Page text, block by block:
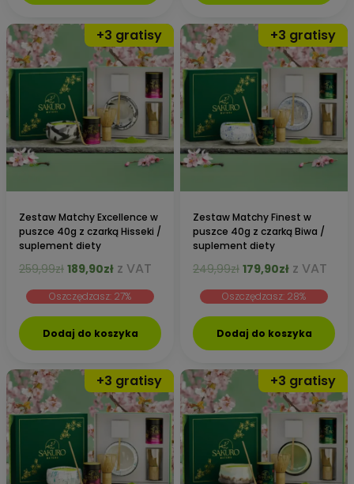
Zestaw Matchy Excellence w
puszce 40g z czarką Hisseki /
suplement diety
259,99zł Pierwotna
wynosiła:
259,99zł.
189,90złAktualna
wynosi:
189,90zł.
z VAT
Oszczędzasz: 27%
Dodaj do koszyka
Zestaw Matchy Finest w
puszce 40g z czarką Biwa /
suplement diety
249,99zł Pierwotna
wynosiła:
249,99zł.
179,90złAktualna
wynosi:
179,90zł.
z VAT
Oszczędzasz: 28%
Dodaj do koszyka